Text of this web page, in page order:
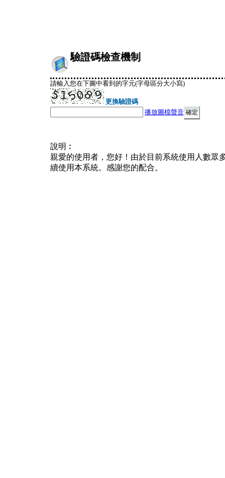
驗證碼檢查機制
請輸入您在下圖中看到的字元(字母區分大小寫)
更換驗證碼
播放圖檔聲音
說明︰
親愛的使用者，您好！由於目前系統使用人數眾
續使用本系統。感謝您的配合。